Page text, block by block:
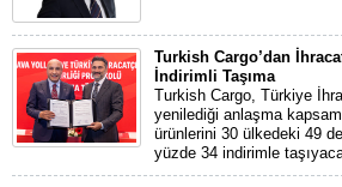
Turkish Cargo’dan
İndirimli Taşıma
Turkish Cargo, Türkiye
yenilediği anlaşma
ürünlerini 30 ülkedeki 49
yüzde 34 indirimle